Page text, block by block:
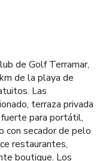
de Golf Terramar,
de la playa de
Las
terraza privada
para portátil,
con secador de pelo
restaurantes,
boutique. Los